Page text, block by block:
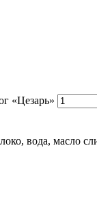
«Цезарь»
вода, масло